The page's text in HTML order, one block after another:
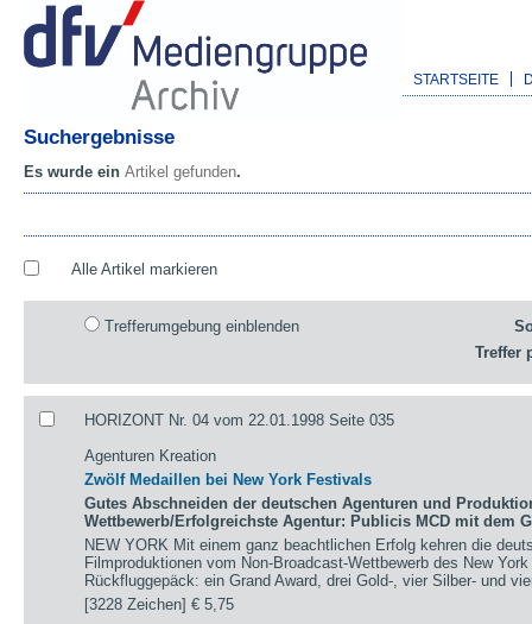
STARTSEITE
Suchergebnisse
Es wurde ein Artikel gefunden.
Alle Artikel markieren
Trefferumgebung einblenden
Treffer
HORIZONT Nr. 04 vom 22.01.1998 Seite 035
Agenturen Kreation
Zwölf Medaillen bei New York Festivals
Gutes Abschneiden der deutschen Agenturen und
Wettbewerb/Erfolgreichste Agentur: Publicis MCD mit dem
NEW YORK Mit einem ganz beachtlichen Erfolg kehren die
Filmproduktionen vom Non-Broadcast-Wettbewerb des New
Rückfluggepäck: ein Grand Award, drei Gold-, vier Silber- und
[3228 Zeichen]€ 5,75